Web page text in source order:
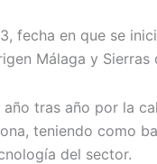
fecha en que se
Málaga y Sierras
tras año por la
teniendo como
del sector.